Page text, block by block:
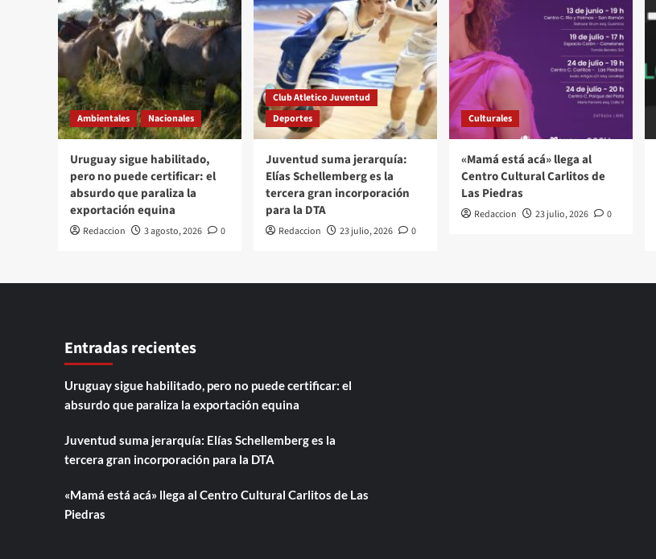
Ambientales Nacionales
Uruguay sigue habilitado,
pero no puede certificar: el
absurdo que paraliza la
exportación equina
Redaccion 3 agosto, 2026 0
Club Atletico Juventud
Deportes
Juventud suma jerarquía:
Elías Schellemberg es la
tercera gran incorporación
para la DTA
Redaccion 23 julio, 2026 0
Culturales
«Mamá está acá» llega al
Centro Cultural Carlitos de
Las Piedras
Redaccion 23 julio, 2026 0
Entradas recientes
Uruguay sigue habilitado, pero no puede certificar: el
absurdo que paraliza la exportación equina
Juventud suma jerarquía: Elías Schellemberg es la
tercera gran incorporación para la DTA
«Mamá está acá» llega al Centro Cultural Carlitos de Las
Piedras